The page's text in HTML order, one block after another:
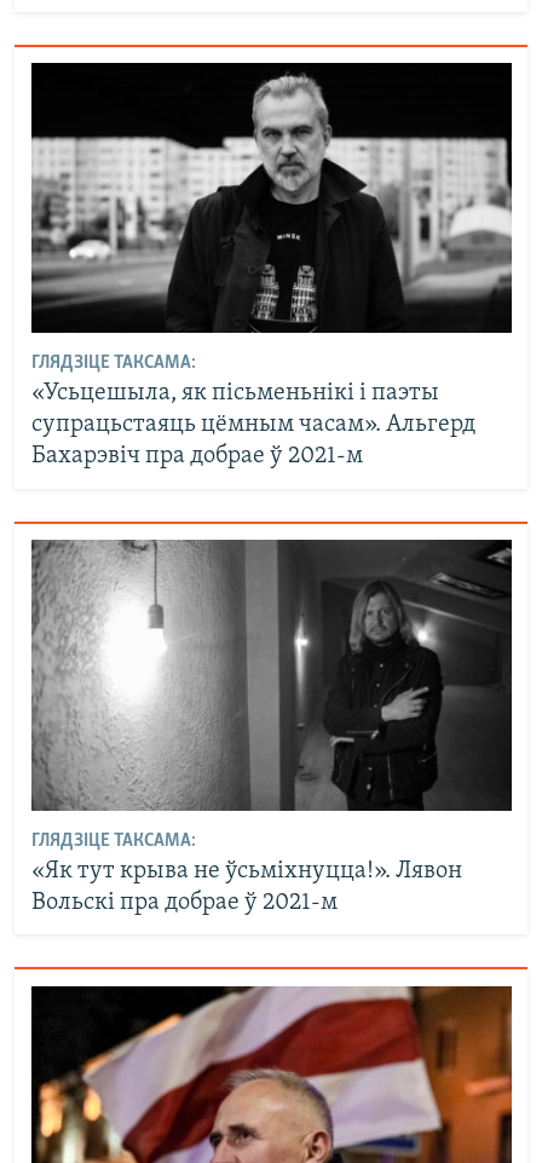
ГЛЯДЗІЦЕ ТАКСАМА:
«Усьцешыла, як пісьменьнікі і паэты
супрацьстаяць цёмным часам». Альгерд
Бахарэвіч пра добрае ў 2021-м
ГЛЯДЗІЦЕ ТАКСАМА:
«Як тут крыва не ўсьміхнуцца!». Лявон
Вольскі пра добрае ў 2021-м